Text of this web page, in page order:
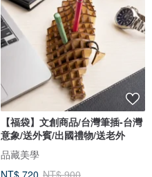
【福袋】文創商品/台灣筆插-台灣
意象/送外賓/出國禮物/送老外
品藏美學
NT$ 720 NT$ 900